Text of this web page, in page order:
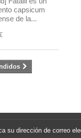
capsicum
de la...